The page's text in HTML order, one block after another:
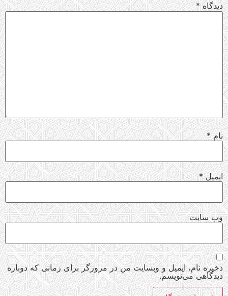
دیدگاه*
نام*
ایمیل*
وب‌ سایت
ذخیره نام، ایمیل و وبسایت من در مرورگر برای زمانی که دوباره
دیدگاهی می‌نویسم.